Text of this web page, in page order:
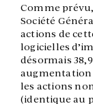
Comme
Société
actions de
logicielles
désormais
augmentation
les actions
(identique au